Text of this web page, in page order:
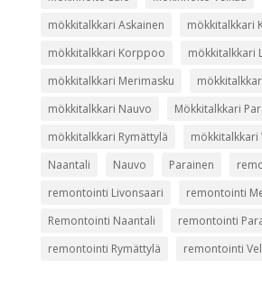
mökkitalkkari Askainen
mökkitalkkari
mökkitalkkari Korppoo
mökkitalkkari
mökkitalkkari Merimasku
mökkitalkkari Nauvo
Mökkitalkkari
mökkitalkkari Rymättylä
mökkitalkkari
Naantali
Nauvo Parainen
remontointi Livonsaari
remontointi
Remontointi Naantali
remontointi
remontointi Rymättylä
remontointi